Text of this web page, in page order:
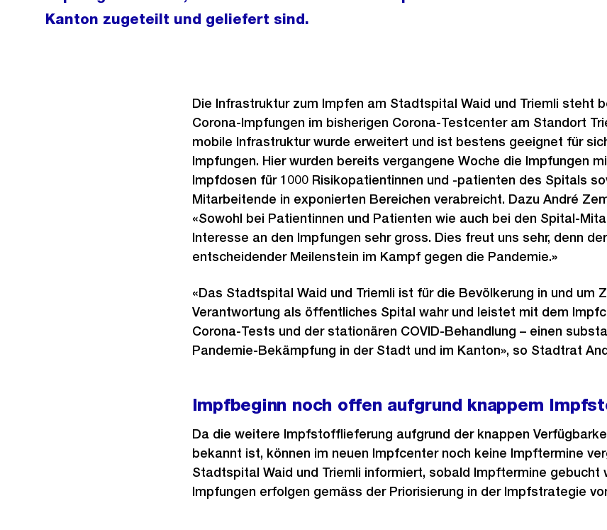
Kanton zugeteilt und geliefert sind.
Die Infrastruktur zum Impfen am Stadtspital Waid und Triemli steht
Corona-Impfungen im bisherigen Corona-Testcenter am Standort
mobile Infrastruktur wurde erweitert und ist bestens geeignet für
Impfungen. Hier wurden bereits vergangene Woche die Impfungen
Impfdosen für 1000 Risikopatientinnen und -patienten des Spitals
Mitarbeitende in exponierten Bereichen verabreicht. Dazu André
«Sowohl bei Patientinnen und Patienten wie auch bei den Spital-
Interesse an den Impfungen sehr gross. Dies freut uns sehr, denn
entscheidender Meilenstein im Kampf gegen die Pandemie.»
«Das Stadtspital Waid und Triemli ist für die Bevölkerung in und um
Verantwortung als öffentliches Spital wahr und leistet mit dem
Corona-Tests und der stationären COVID-Behandlung – einen
Pandemie-Bekämpfung in der Stadt und im Kanton», so Stadtrat
Impfbeginn noch offen aufgrund knappem
Da die weitere Impfstofflieferung aufgrund der knappen
bekannt ist, können im neuen Impfcenter noch keine Impftermine
Stadtspital Waid und Triemli informiert, sobald Impftermine gebucht
Impfungen erfolgen gemäss der Priorisierung in der Impfstrategie